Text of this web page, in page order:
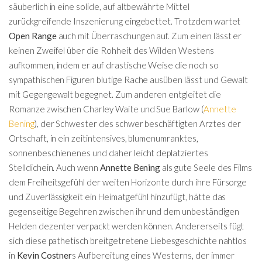
säuberlich in eine solide, auf altbewährte Mittel
zurückgreifende Inszenierung eingebettet. Trotzdem wartet
Open Range auch mit Überraschungen auf. Zum einen lässt er
keinen Zweifel über die Rohheit des Wilden Westens
aufkommen, indem er auf drastische Weise die noch so
sympathischen Figuren blutige Rache ausüben lässt und Gewalt
mit Gegengewalt begegnet. Zum anderen entgleitet die
Romanze zwischen Charley Waite und Sue Barlow (Annette
Bening), der Schwester des schwer beschäftigten Arztes der
Ortschaft, in ein zeitintensives, blumenumranktes,
sonnenbeschienenes und daher leicht deplatziertes
Stelldichein. Auch wenn Annette Bening als gute Seele des Films
dem Freiheitsgefühl der weiten Horizonte durch ihre Fürsorge
und Zuverlässigkeit ein Heimatgefühl hinzufügt, hätte das
gegenseitige Begehren zwischen ihr und dem unbeständigen
Helden dezenter verpackt werden können. Andererseits fügt
sich diese pathetisch breitgetretene Liebesgeschichte nahtlos
in Kevin Costners Aufbereitung eines Westerns, der immer